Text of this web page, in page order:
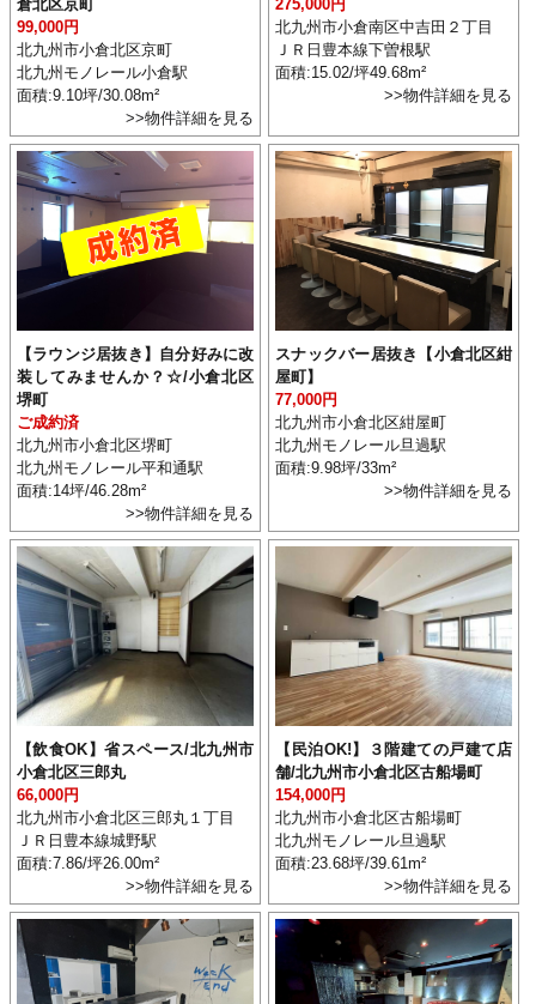
倉北区京町
99,000円
北九州市小倉北区京町
北九州モノレール小倉駅
面積:9.10坪/30.08m²
>>物件詳細を見る
275,000円
北九州市小倉南区中吉田２丁目
ＪＲ日豊本線下曽根駅
面積:15.02/坪49.68m²
>>物件詳細を見る
【ラウンジ居抜き】自分好みに改
装してみませんか？☆/小倉北区
堺町
ご成約済
北九州市小倉北区堺町
北九州モノレール平和通駅
面積:14坪/46.28m²
>>物件詳細を見る
スナックバー居抜き【小倉北区紺
屋町】
77,000円
北九州市小倉北区紺屋町
北九州モノレール旦過駅
面積:9.98坪/33m²
>>物件詳細を見る
【飲食OK】省スペース/北九州市
小倉北区三郎丸
66,000円
北九州市小倉北区三郎丸１丁目
ＪＲ日豊本線城野駅
面積:7.86/坪26.00m²
>>物件詳細を見る
【民泊OK!】３階建ての戸建て店
舗/北九州市小倉北区古船場町
154,000円
北九州市小倉北区古船場町
北九州モノレール旦過駅
面積:23.68坪/39.61m²
>>物件詳細を見る